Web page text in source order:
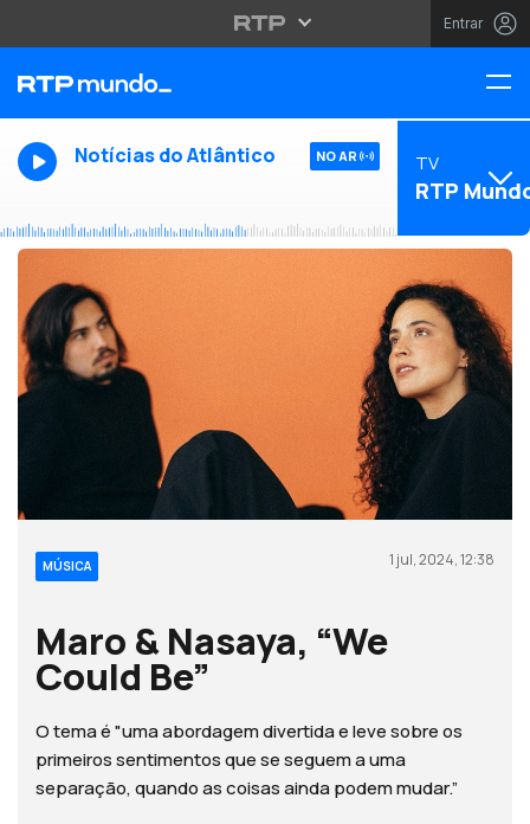
Entrar
Notícias do Atlântico NO AR TV
RTP
MÚSICA 1 jul, 2024, 12:38
Maro & Nasaya, “We
Could Be”
O tema é "uma abordagem divertida e leve sobre os
primeiros sentimentos que se seguem a uma
separação, quando as coisas ainda podem mudar.”